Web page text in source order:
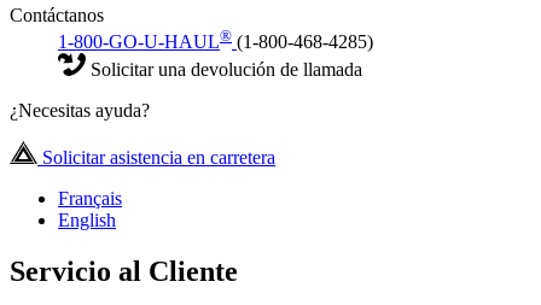
Contáctanos
1-800-GO-U-HAUL® (1-800-468-4285)
Solicitar una devolución de llamada
¿Necesitas ayuda?
Solicitar asistencia en carretera
Français
English
Servicio al Cliente